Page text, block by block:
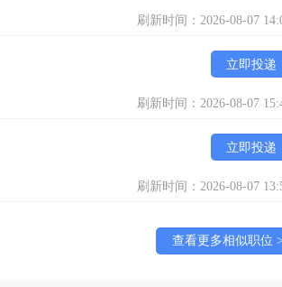
刷新时间：2026-08-07
立即投递
刷新时间：2026-08-07
立即投递
刷新时间：2026-08-07
查看更多相似职位 >